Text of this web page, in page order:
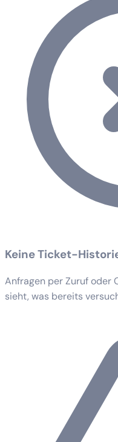
Keine Ticket-
Anfragen per Zuruf oder
sieht, was bereits